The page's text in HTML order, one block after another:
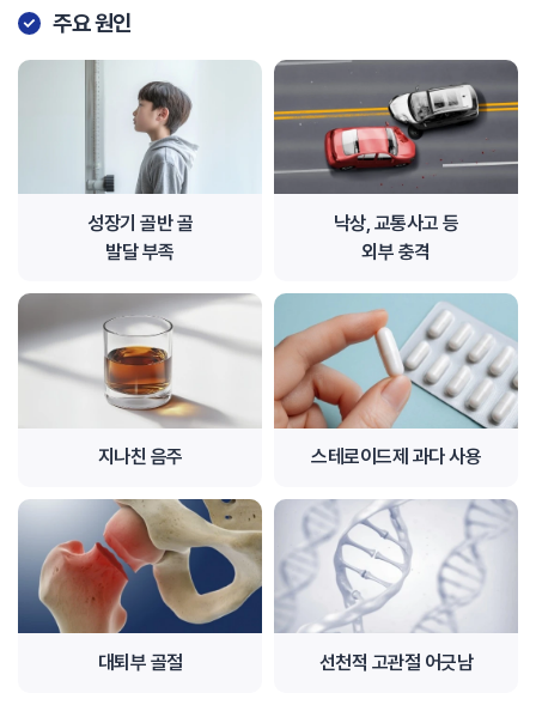
주요 원인
성장기 골반 골
발달 부족
낙상, 교통사고 등
외부 충격
지나친 음주 스테로이드제 과다 사용
대퇴부 골절 선천적 고관절 어긋남